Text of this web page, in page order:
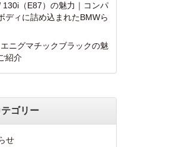
130i（E87）の魅力｜コンパ
ディに詰め込まれたBMWら
ニグマチックブラックの魅
紹介
テゴリー
せ